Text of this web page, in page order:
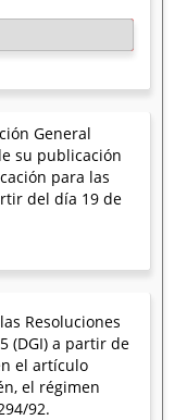
General
su publicación
para las
del día 19 de
Resoluciones
(DGI) a partir de
el artículo
el régimen
92.